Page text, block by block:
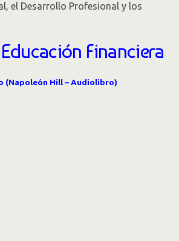
el Desarrollo Profesional y los
Financiera
(Napoleón Hill – Audiolibro)